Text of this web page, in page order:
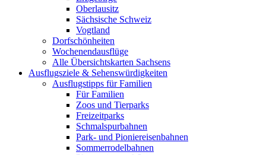
Oberlausitz
Sächsische Schweiz
Vogtland
Dorfschönheiten
Wochenendausflüge
Alle Übersichtskarten Sachsens
Ausflugsziele & Sehenswürdigkeiten
Ausflugstipps für Familien
Für Familien
Zoos und Tierparks
Freizeitparks
Schmalspurbahnen
Park- und Pioniereisenbahnen
Sommerrodelbahnen